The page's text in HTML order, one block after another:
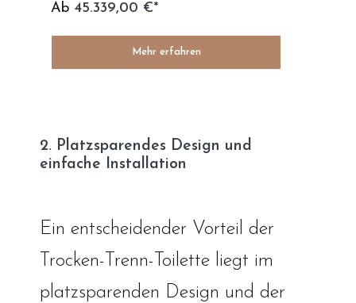
Ab 45.339,00 €*
Mehr erfahren
2. Platzsparendes Design und
einfache Installation
Ein entscheidender Vorteil der
Trocken-Trenn-Toilette liegt im
platzsparenden Design und der